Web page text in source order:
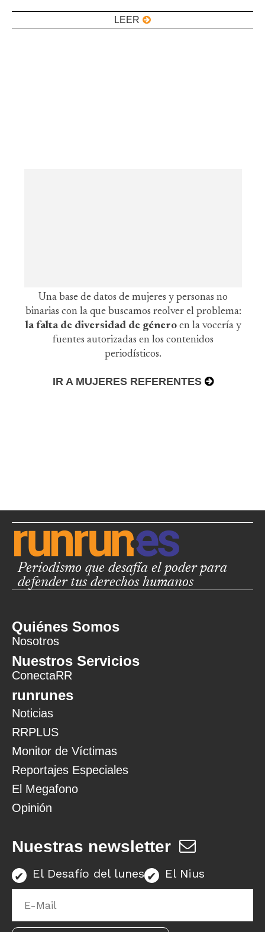
LEER
Una base de datos de mujeres y personas no
binarias con la que buscamos reolver el problema:
la falta de diversidad de género en la vocería y
fuentes autorizadas en los contenidos
periodísticos.
IR A MUJERES REFERENTES
Periodismo que desafía el poder para
defender tus derechos humanos
Quiénes Somos
Nosotros
Nuestros Servicios
ConectaRR
runrunes
Noticias
RRPLUS
Monitor de Víctimas
Reportajes Especiales
El Megafono
Opinión
Nuestras newsletter
El Desafío del lunes El Nius